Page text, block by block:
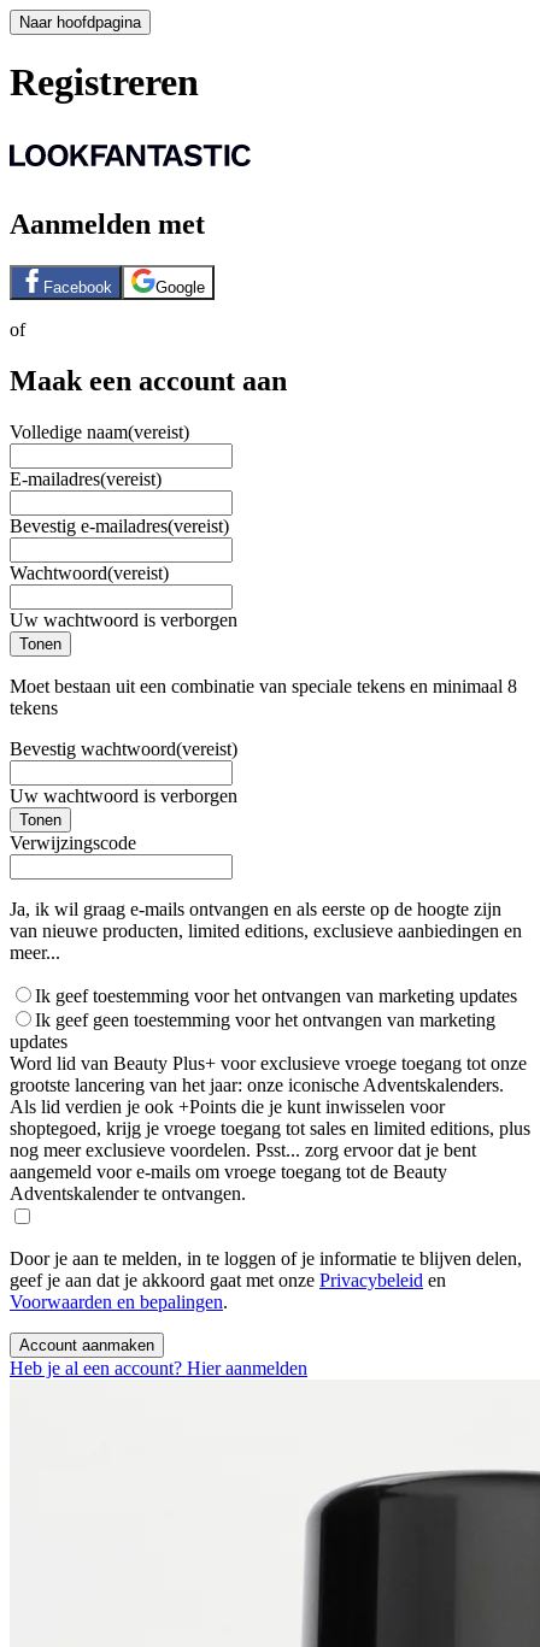
Naar hoofdpagina
Registreren
Aanmelden met
Facebook Google
of
Maak een account aan
Volledige naam(vereist)
E-mailadres(vereist)
Bevestig e-mailadres(vereist)
Wachtwoord(vereist)
Uw wachtwoord is verborgen
Tonen
Moet bestaan uit een combinatie van speciale tekens en minimaal 8
tekens
Bevestig wachtwoord(vereist)
Uw wachtwoord is verborgen
Tonen
Verwijzingscode
Ja, ik wil graag e-mails ontvangen en als eerste op de hoogte zijn
van nieuwe producten, limited editions, exclusieve aanbiedingen en
meer...
Ik geef toestemming voor het ontvangen van marketing updates
Ik geef geen toestemming voor het ontvangen van marketing
updates
Word lid van Beauty Plus+ voor exclusieve vroege toegang tot onze
grootste lancering van het jaar: onze iconische Adventskalenders.
Als lid verdien je ook +Points die je kunt inwisselen voor
shoptegoed, krijg je vroege toegang tot sales en limited editions, plus
nog meer exclusieve voordelen. Psst... zorg ervoor dat je bent
aangemeld voor e-mails om vroege toegang tot de Beauty
Adventskalender te ontvangen.
Door je aan te melden, in te loggen of je informatie te blijven delen,
geef je aan dat je akkoord gaat met onze Privacybeleid en
Voorwaarden en bepalingen.
Account aanmaken
Heb je al een account? Hier aanmelden